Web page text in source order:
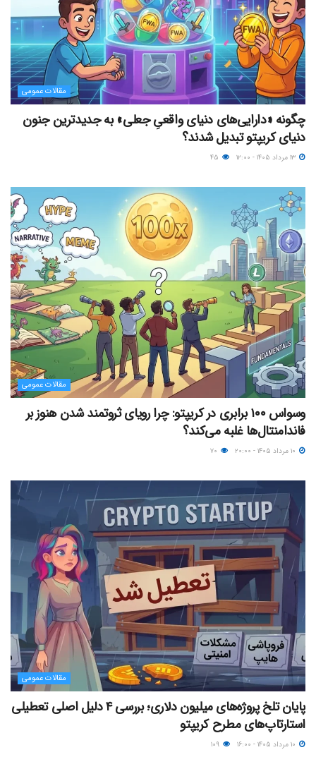
مقالات عمومی
چگونه «دارایی‌های دنیای واقعیِ جعلی» به جدیدترین جنون
دنیای کریپتو تبدیل شدند؟
مقالات عمومی
وسواس ۱۰۰ برابری در کریپتو: چرا رویای ثروتمند شدن هنوز بر
فاندامنتال‌ها غلبه می‌کند؟
مقالات عمومی
پایان تلخ پروژه‌های میلیون دلاری؛ بررسی ۴ دلیل اصلی تعطیلی
استارتاپ‌های مطرح کریپتو